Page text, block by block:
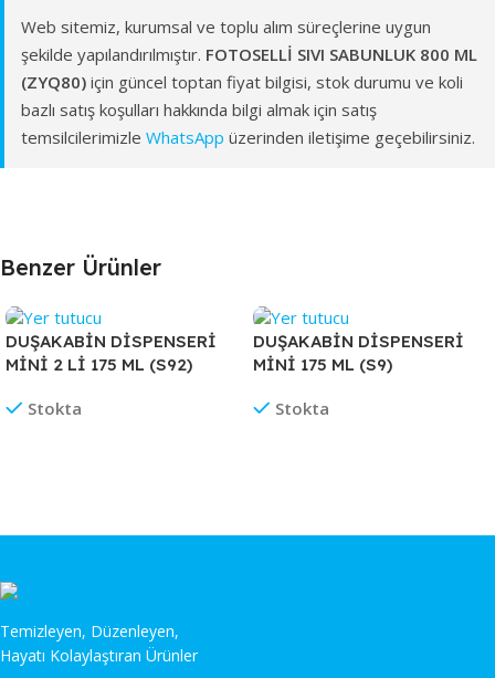
Web sitemiz, kurumsal ve toplu alım süreçlerine uygun
şekilde yapılandırılmıştır. FOTOSELLİ SIVI SABUNLUK 800 ML
(ZYQ80) için güncel toptan fiyat bilgisi, stok durumu ve koli
bazlı satış koşulları hakkında bilgi almak için satış
temsilcilerimizle WhatsApp üzerinden iletişime geçebilirsiniz.
Benzer Ürünler
DUŞAKABİN DİSPENSERİ
MİNİ 2 Lİ 175 ML (S92)
Stokta
DUŞAKABİN DİSPENSERİ
MİNİ 175 ML (S9)
Stokta
Temizleyen, Düzenleyen,
Hayatı Kolaylaştıran Ürünler